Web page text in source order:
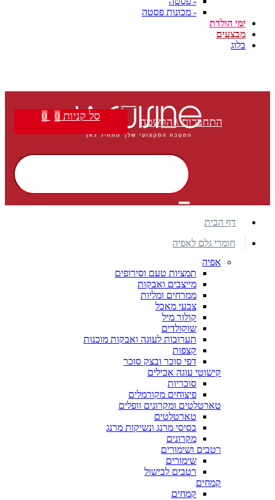
- מכונות פסטה
ימי הולדת
מבצעים
בלוג
התחברות \ הרשמה סל קניות 0
0
דף הבית
חומרי גלם לאפיה
אפיה
תמציות טעם וסירופים
מייצבים ואבקות
ממרחים ומליות
צבעי מאכל
קולור מיל
שוקולדים
תערובות לעוגה ואבקות מוכנות
קצפות
דפי סוכר ובצק סוכר
קישוטי עוגה אכילים
סוכריות
פיצוחים מקורמלים
טארטלטים ומקרונים וופלים
טארטלטים
בסיסי מרנג ונשיקות מרנג
מקרונים
רטבים ושימורים
שימורים
רטבים לבישול
קמחים
קמחים